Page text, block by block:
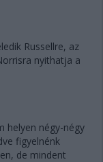
Russellre, az
nyithatja a
helyen négy-négy
figyelnénk
de mindent